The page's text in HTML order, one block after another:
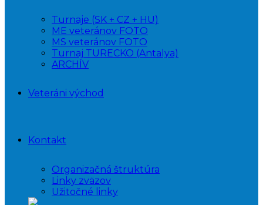
Turnaje (SK + CZ + HU)
ME veteránov FOTO
MS veteránov FOTO
Turnaj TURECKO (Antalya)
ARCHÍV
Veteráni východ
Kontakt
Organizačná štruktúra
Linky zväzov
Užitočné linky